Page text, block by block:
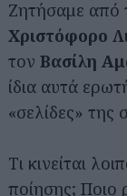
Ζητήσαμε από
Χριστόφορο
τον Βασίλη
ίδια αυτά
«σελίδες» της
Τι κινείται
ποίησης; Ποιο